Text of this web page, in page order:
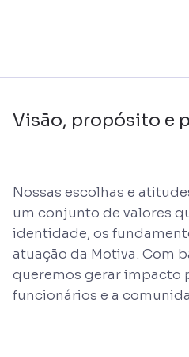
Visão, propósito e
Nossas escolhas e
um conjunto de valores
identidade, os
atuação da Motiva. Com
queremos gerar impacto
funcionários e a